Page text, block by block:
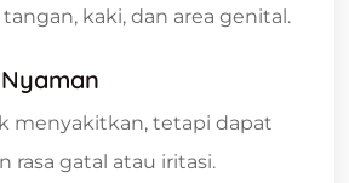
kaki, dan area genital.
menyakitkan, tetapi dapat
rasa gatal atau iritasi.